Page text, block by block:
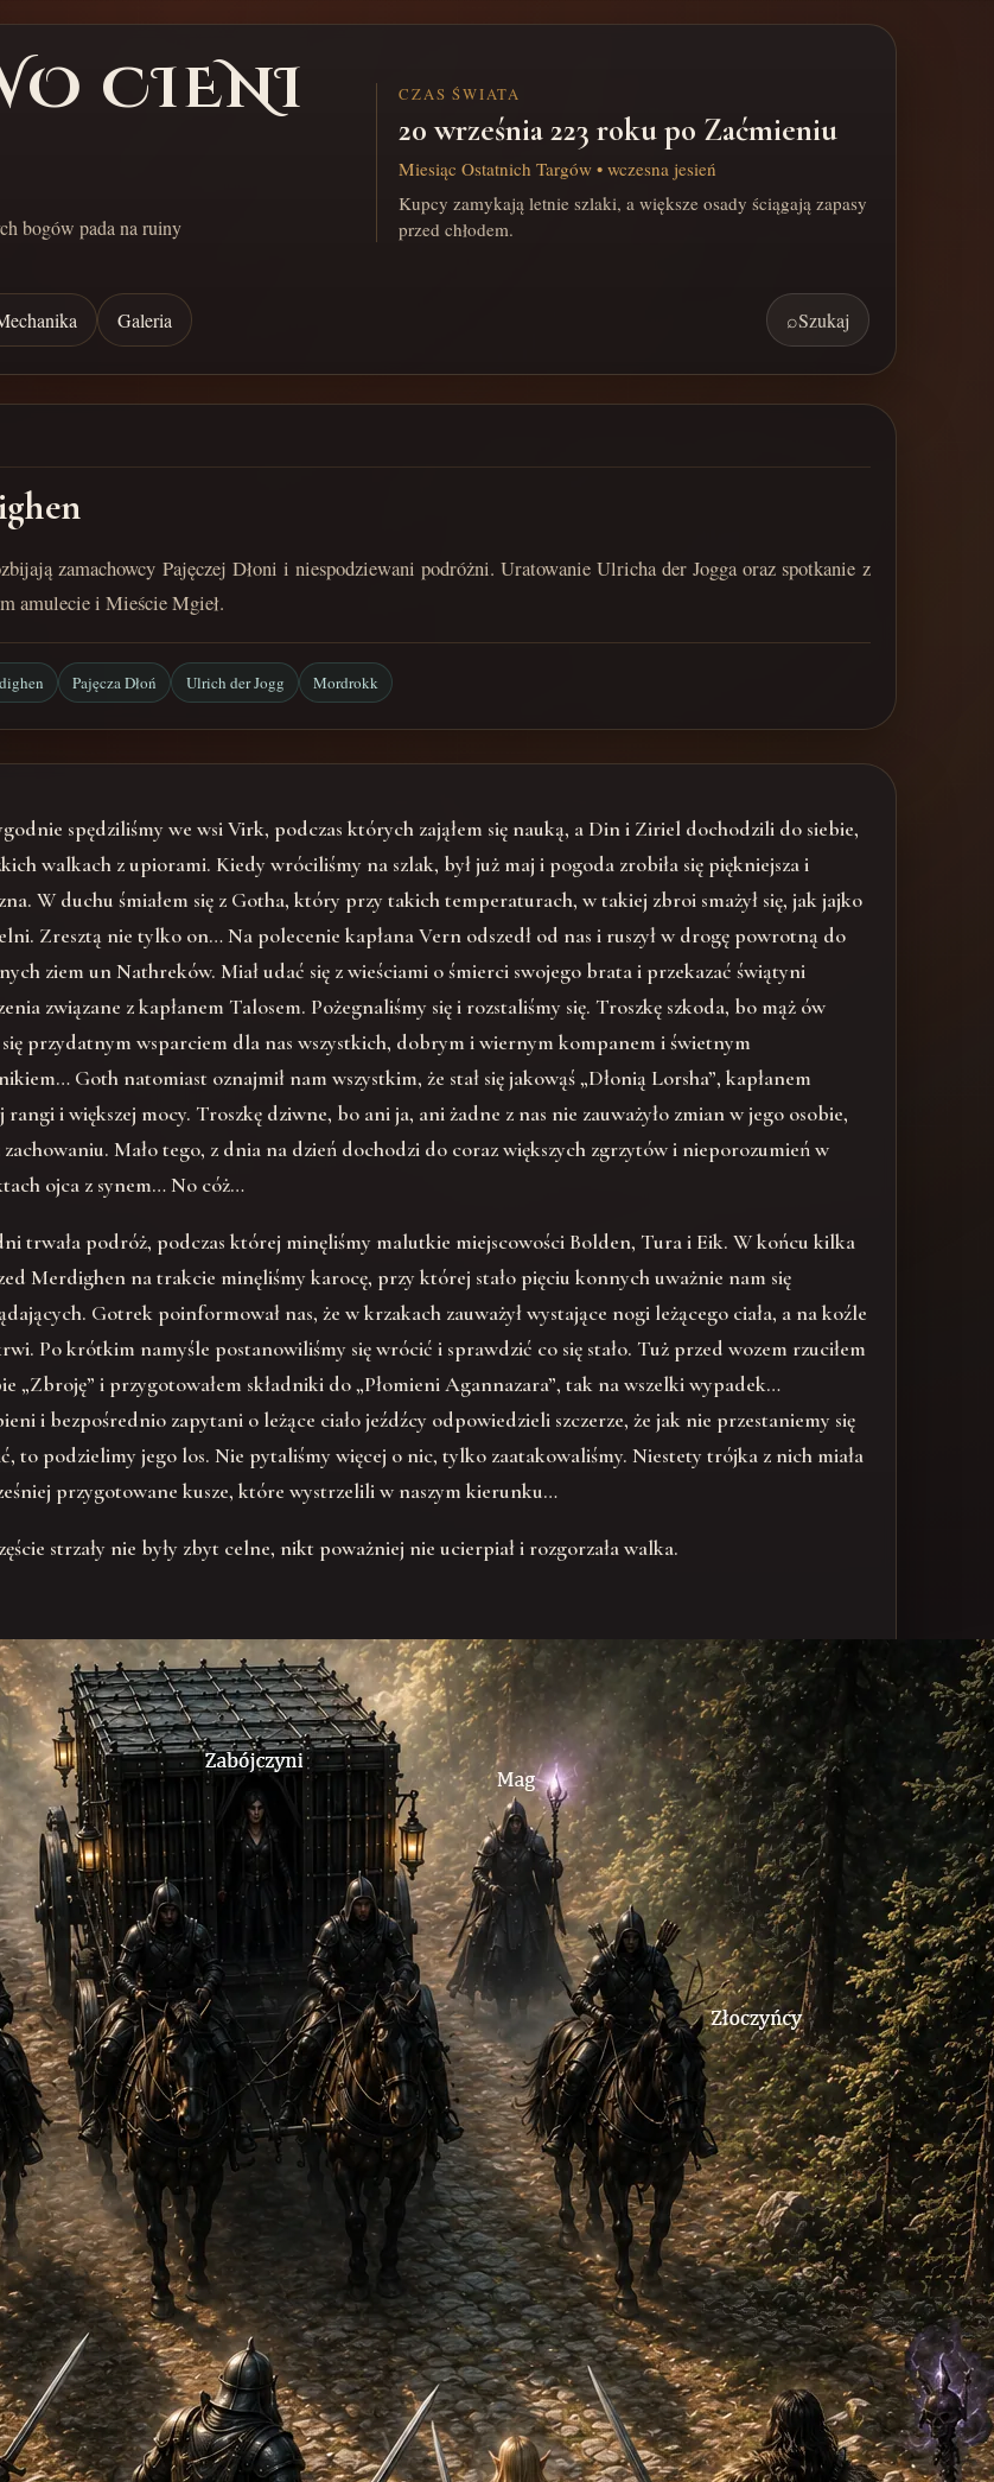
CIENI
bogów pada na ruiny
CZAS ŚWIATA
20 września 223 roku po Zaćmieniu
Miesiąc Ostatnich Targów • wczesna jesień
Kupcy zamykają letnie szlaki, a większe osady ściągają zapasy
przed chłodem.
Galeria ⌕Szukaj
zamachowcy Pajęczej Dłoni i niespodziewani podróżni. Uratowanie Ulricha der Jogga oraz spotkanie z
amulecie i Mieście Mgieł.
Pajęcza Dłoń Ulrich der Jogg Mordrokk
spędziliśmy we wsi Virk, podczas których zająłem się nauką, a Din i Ziriel dochodzili do siebie,
walkach z upiorami. Kiedy wróciliśmy na szlak, był już maj i pogoda zrobiła się piękniejsza i
W duchu śmiałem się z Gotha, który przy takich temperaturach, w takiej zbroi smażył się, jak jajko
Zresztą nie tylko on… Na polecenie kapłana Vern odszedł od nas i ruszył w drogę powrotną do
ziem un Nathreków. Miał udać się z wieściami o śmierci swojego brata i przekazać świątyni
związane z kapłanem Talosem. Pożegnaliśmy się i rozstaliśmy się. Troszkę szkoda, bo mąż ów
się przydatnym wsparciem dla nas wszystkich, dobrym i wiernym kompanem i świetnym
Goth natomiast oznajmił nam wszystkim, że stał się jakowąś „Dłonią Lorsha”, kapłanem
rangi i większej mocy. Troszkę dziwne, bo ani ja, ani żadne z nas nie zauważyło zmian w jego osobie,
zachowaniu. Mało tego, z dnia na dzień dochodzi do coraz większych zgrzytów i nieporozumień w
ojca z synem… No cóż…
trwała podróż, podczas której minęliśmy malutkie miejscowości Bolden, Tura i Eik. W końcu kilka
Merdighen na trakcie minęliśmy karocę, przy której stało pięciu konnych uważnie nam się
Gotrek poinformował nas, że w krzakach zauważył wystające nogi leżącego ciała, a na koźle
Po krótkim namyśle postanowiliśmy się wrócić i sprawdzić co się stało. Tuż przed wozem rzuciłem
„Zbroję” i przygotowałem składniki do „Płomieni Agannazara”, tak na wszelki wypadek…
i bezpośrednio zapytani o leżące ciało jeźdźcy odpowiedzieli szczerze, że jak nie przestaniemy się
to podzielimy jego los. Nie pytaliśmy więcej o nic, tylko zaatakowaliśmy. Niestety trójka z nich miała
przygotowane kusze, które wystrzelili w naszym kierunku…
strzały nie były zbyt celne, nikt poważniej nie ucierpiał i rozgorzała walka.